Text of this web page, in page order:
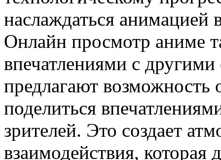
наслаждаться
Онлайн просмотр аниме
впечатлениями с
предлагают
поделиться
зрителей. Это создает
взаимодействия,